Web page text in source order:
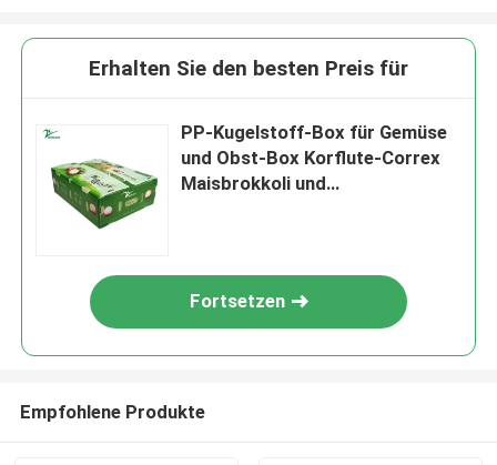
Erhalten Sie den besten Preis für
PP-Kugelstoff-Box für Gemüse
und Obst-Box Korflute-Correx
Maisbrokkoli und
Fortsetzen
Empfohlene Produkte